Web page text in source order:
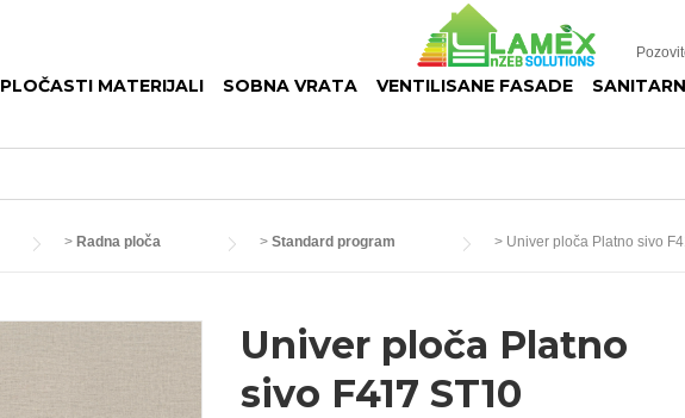
PLOČASTI MATERIJALI SOBNA VRATA VENTILISANE FASADE
> Radna ploča > Standard program > Univer ploča Platno sivo
Univer ploča Platno
sivo F417 ST10